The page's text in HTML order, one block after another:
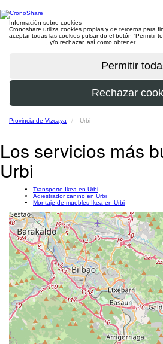
Información sobre cookies
Cronoshare utiliza cookies propias y de terceros para
aceptar todas las cookies pulsando el botón “Permitir
, y/o rechazar, así como obtener
Provincia de Vizcaya Urbi
Los servicios más
Urbi
Transporte Ikea en Urbi
Adiestrador canino en Urbi
Montaje de muebles Ikea en Urbi